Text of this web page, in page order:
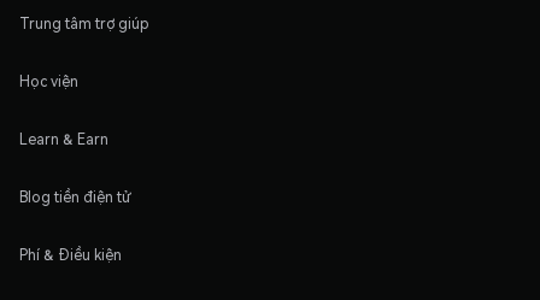
Trung tâm trợ giúp
Học viện
Learn & Earn
Blog tiền điện tử
Phí & Điều kiện